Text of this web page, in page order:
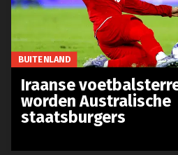
BUITENLAND
Iraanse
worden Australische
staatsburgers